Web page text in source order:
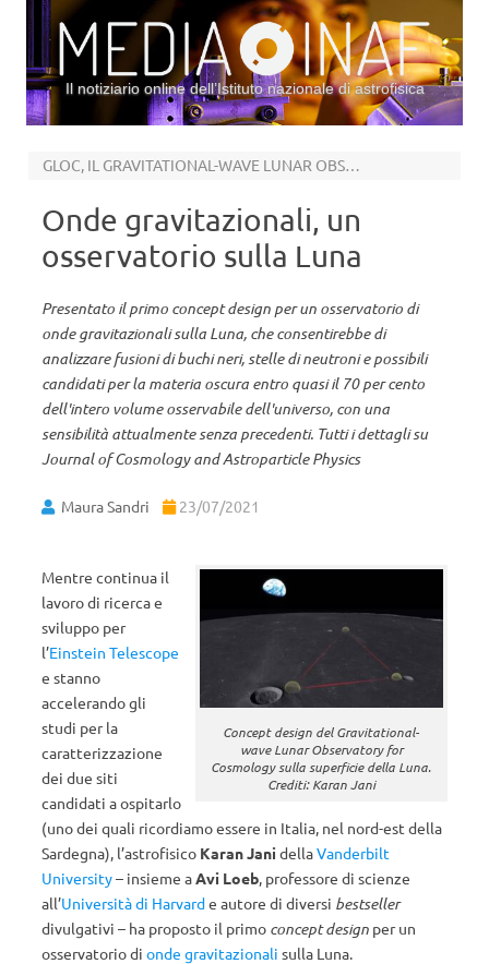
Il notiziario online dell’Istituto nazionale di astrofisica
GLOC, IL GRAVITATIONAL-WAVE LUNAR OBSERVATORY FOR COSMOLOGY
Onde gravitazionali, un
osservatorio sulla Luna
Presentato il primo concept design per un osservatorio di
onde gravitazionali sulla Luna, che consentirebbe di
analizzare fusioni di buchi neri, stelle di neutroni e possibili
candidati per la materia oscura entro quasi il 70 per cento
dell'intero volume osservabile dell'universo, con una
sensibilità attualmente senza precedenti. Tutti i dettagli su
Journal of Cosmology and Astroparticle Physics
Maura Sandri 23/07/2021
Concept design del Gravitational-
wave Lunar Observatory for
Cosmology sulla superficie della Luna.
Crediti: Karan Jani
Mentre continua il
lavoro di ricerca e
sviluppo per
l’Einstein Telescope
e stanno
accelerando gli
studi per la
caratterizzazione
dei due siti
candidati a ospitarlo
(uno dei quali ricordiamo essere in Italia, nel nord-est della
Sardegna), l’astrofisico Karan Jani dellaVanderbilt
University– insieme aAvi Loeb, professore di scienze
all’Università di Harvarde autore di diversi bestseller
divulgativi – ha proposto il primo concept design per un
osservatorio di onde gravitazionali sulla Luna.